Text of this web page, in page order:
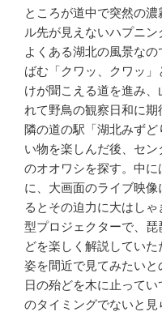
ところが道中で突然の
ル先が見えないハプニ
よくある湖北の風景な
ばむ「クワッ、クワッ
けが聞こえる道を進み
れて野鳥の観察日和に
隣の道の駅「湖北みず
い物を楽しんだ後、セ
のオオワシを探す。中
に、大画面のライブ映
るとその迫力に大はし
型プロジェクターで、
どを楽しく解説してい
姿を間近で見てみたい
日の殆どを木に止って
のタイミングでないと